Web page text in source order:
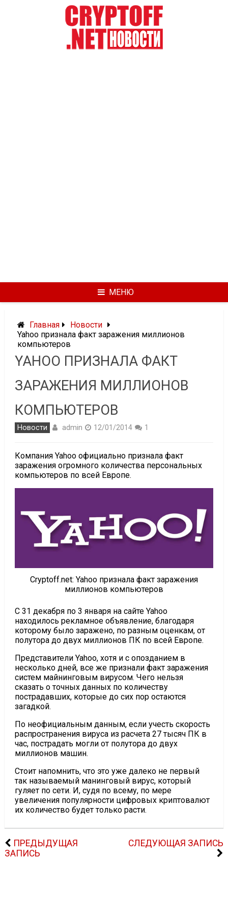
МЕНЮ
Главная
Новости
Yahoo признала факт заражения миллионов
компьютеров
YAHOO ПРИЗНАЛА ФАКТ
ЗАРАЖЕНИЯ МИЛЛИОНОВ
КОМПЬЮТЕРОВ
Новости admin 12/01/2014 1
Компания Yahoo официально признала факт
заражения огромного количества персональных
компьютеров по всей Европе.
Cryptoff.net: Yahoo признала факт заражения
миллионов компьютеров
С 31 декабря по 3 января на сайте Yahoo
находилось рекламное объявление, благодаря
которому было заражено, по разным оценкам, от
полутора до двух миллионов ПК по всей Европе.
Представители Yahoo, хотя и с опозданием в
несколько дней, все же признали факт заражения
систем майнинговым вирусом. Чего нельзя
сказать о точных данных по количеству
пострадавших, которые до сих пор остаются
загадкой.
По неофициальным данным, если учесть скорость
распространения вируса из расчета 27 тысяч ПК в
час, пострадать могли от полутора до двух
миллионов машин.
Стоит напомнить, что это уже далеко не первый
так называемый манинговый вирус, который
гуляет по сети. И, судя по всему, по мере
увеличения популярности цифровых криптовалют
их количество будет только расти.
ПРЕДЫДУЩАЯ
ЗАПИСЬ
СЛЕДУЮЩАЯ ЗАПИСЬ